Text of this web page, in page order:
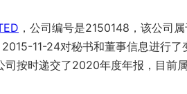
，公司编号是2150148，该公司
11-24对秘书和董事信息进行了
按时递交了2020年度年报，目前属